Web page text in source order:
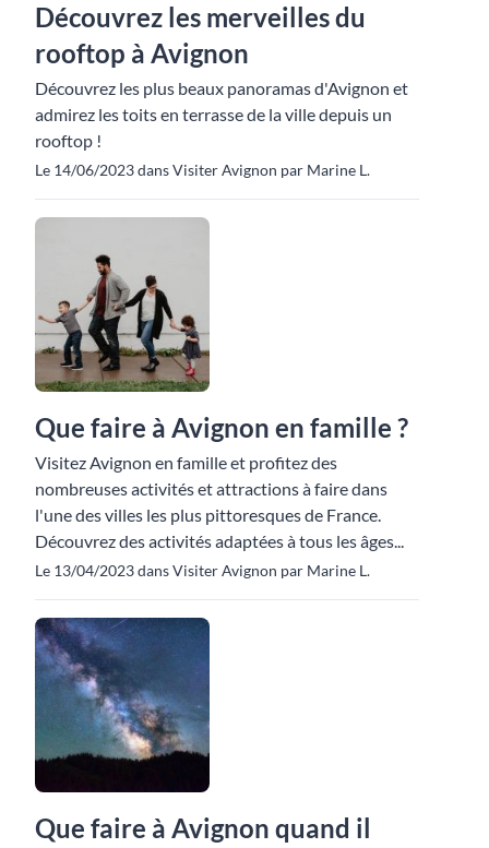
Découvrez les merveilles du
rooftop à Avignon
Découvrez les plus beaux panoramas d'Avignon et
admirez les toits en terrasse de la ville depuis un
rooftop !
Le 14/06/2023 dans Visiter Avignon par Marine L.
Que faire à Avignon en famille ?
Visitez Avignon en famille et profitez des
nombreuses activités et attractions à faire dans
l'une des villes les plus pittoresques de France.
Découvrez des activités adaptées à tous les âges...
Le 13/04/2023 dans Visiter Avignon par Marine L.
Que faire à Avignon quand il